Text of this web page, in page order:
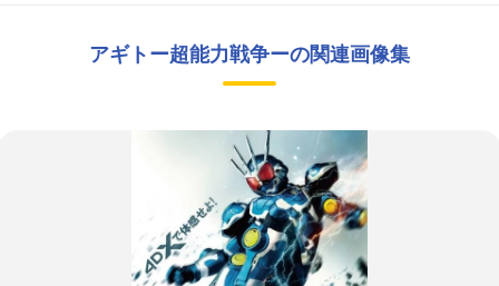
アギトー超能力戦争ーの関連画像集